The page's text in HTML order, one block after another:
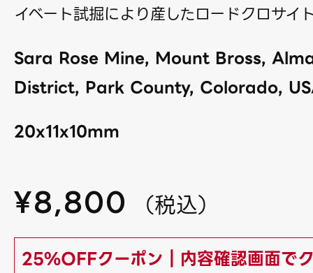
イベート試掘により産したロードクロサイ
Sara Rose Mine, Mount Bross,
District, Park County, Colorado,
20x11x10mm
¥8,800 （税込）
25%OFFクーポン｜内容確認画面で